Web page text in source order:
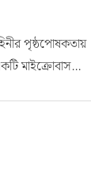
পৃষ্ঠপোষকতায়
মাইক্রোবাস…